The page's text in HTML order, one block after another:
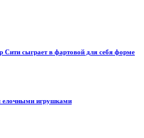
Сити сыграет в фартовой для себя форме
елочными игрушками